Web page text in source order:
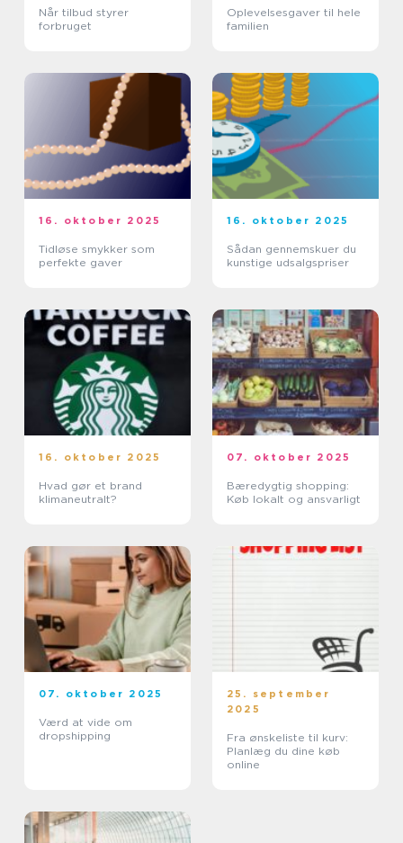
Når tilbud styrer
forbruget
Oplevelsesgaver til hele
familien
16. oktober 2025
Tidløse smykker som
perfekte gaver
16. oktober 2025
Sådan gennemskuer du
kunstige udsalgspriser
16. oktober 2025
Hvad gør et brand
klimaneutralt?
07. oktober 2025
Bæredygtig shopping:
Køb lokalt og ansvarligt
07. oktober 2025
Værd at vide om
dropshipping
25. september
2025
Fra ønskeliste til kurv:
Planlæg du dine køb
online